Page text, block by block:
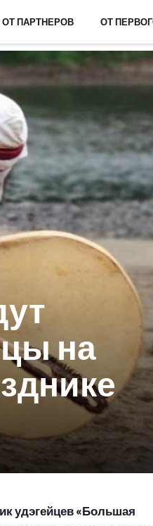
ОТ ПАРТНЕРОВ ОТ
на
удэгейцев «Большая